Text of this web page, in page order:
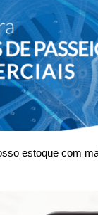
estoque com